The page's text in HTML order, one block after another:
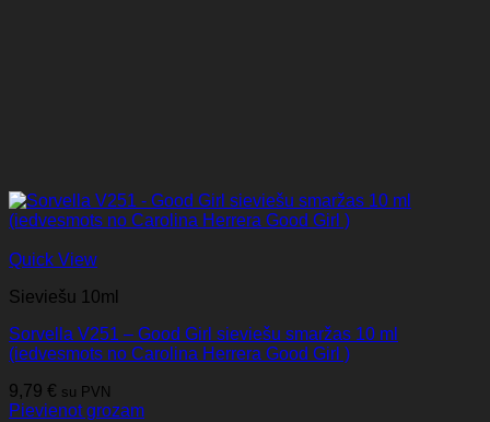
Quick View
Sieviešu 10ml
Sorvella V251 – Good Girl sieviešu smaržas 10 ml
(iedvesmots no Carolina Herrera Good Girl )
9,79 € su PVN
Pievienot grozam